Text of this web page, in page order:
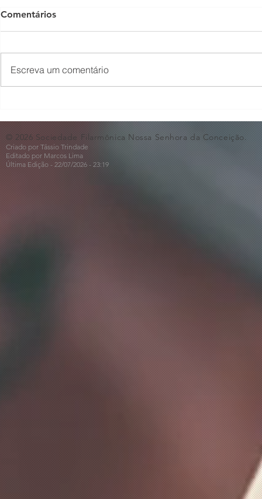
🎵🎶
ao Dia dos
Comentários
Escreva um comentário
© 2026 Sociedade Filarmônica Nossa Senhora da Conceição.
Criado por Tássio Trindade
Editado por Marcos Lima
Última Edição - 22/07/2026 - 23:19